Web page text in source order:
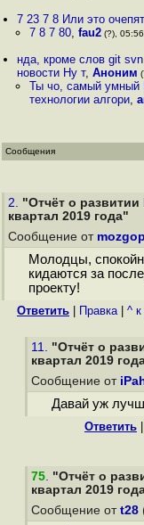
7 23 7 8 Или это
7 8 7 80, fau2(?), 05:56
нда, кроме слов git
новости Ну т,Аноним
Ты чо, самый умный
технологии алгори,
Сообщения
2. "Отчёт о развитии
квартал 2019 года"
Сообщение от
Молодцы,
кидаются за
проекту!
Ответить Правка| ^
11. "Отчёт о
квартал 2019
Сообщение от
Давай уж
Ответить
75. "Отчёт о
квартал 2019
Сообщение от t28